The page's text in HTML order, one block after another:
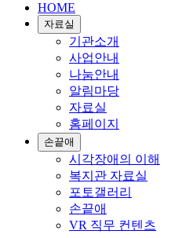
HOME
자료실
기관소개
사업안내
나눔안내
알림마당
자료실
홈페이지
손끝애
시각장애의 이해
복지관 자료실
포토갤러리
손끝애
VR 직무 컨텐츠